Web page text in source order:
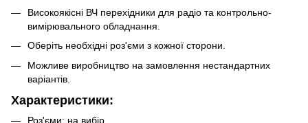
Високоякісні ВЧ перехідники для радіо та контрольно-
вимірювального обладнання.
Оберіть необхідні роз'єми з кожної сторони.
Можливе виробництво на замовлення нестандартних
варіантів.
Характеристики:
Роз'єми: на вибір